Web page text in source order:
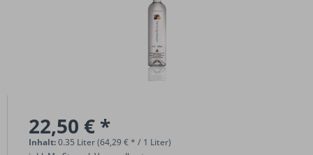
22,50 € *
Inhalt:0.35 Liter (64,29 € * / 1 Liter)